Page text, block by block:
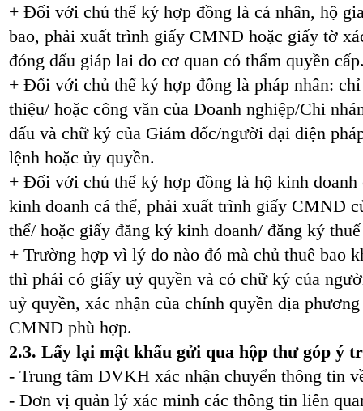
+ Đối với chủ thể ký hợp đồng là cá nhân, hộ
bao, phải xuất trình giấy CMND hoặc giấy tờ
đóng dấu giáp lai do cơ quan có thẩm quyền
+ Đối với chủ thể ký hợp đồng là pháp nhân:
thiệu/ hoặc công văn của Doanh nghiệp/Chi
dấu và chữ ký của Giám đốc/người đại diện
lệnh hoặc ủy quyền.
+ Đối với chủ thể ký hợp đồng là hộ kinh doanh
kinh doanh cá thể, phải xuất trình giấy CMND
thể/ hoặc giấy đăng ký kinh doanh/ đăng ký
+ Trường hợp vì lý do nào đó mà chủ thuê bao
thì phải có giấy uỷ quyền và có chữ ký của
uỷ quyền, xác nhận của chính quyền địa
CMND phù hợp.
2.3. Lấy lại mật khẩu gửi qua hộp thư góp ý
- Trung tâm DVKH xác nhận chuyển thông tin
- Đơn vị quản lý xác minh các thông tin liên